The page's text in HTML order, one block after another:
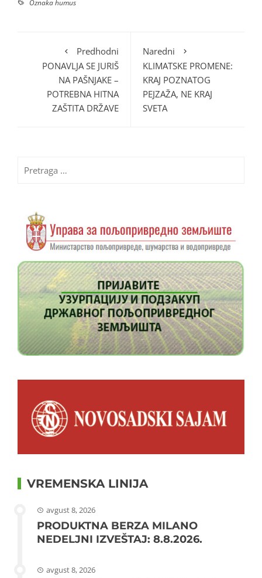
Oznakahumus
Predhodni
PONAVLJA SE JURIŠ
NA PAŠNJAKE –
POTREBNA HITNA
ZAŠTITA DRŽAVE
Naredni
KLIMATSKE PROMENE:
KRAJ POZNATOG
PEJZAŽA, NE KRAJ
SVETA
za:
VREMENSKA LINIJA
avgust 8, 2026
PRODUKTNA BERZA MILANO
NEDELJNI IZVEŠTAJ: 8.8.2026.
avgust 8, 2026